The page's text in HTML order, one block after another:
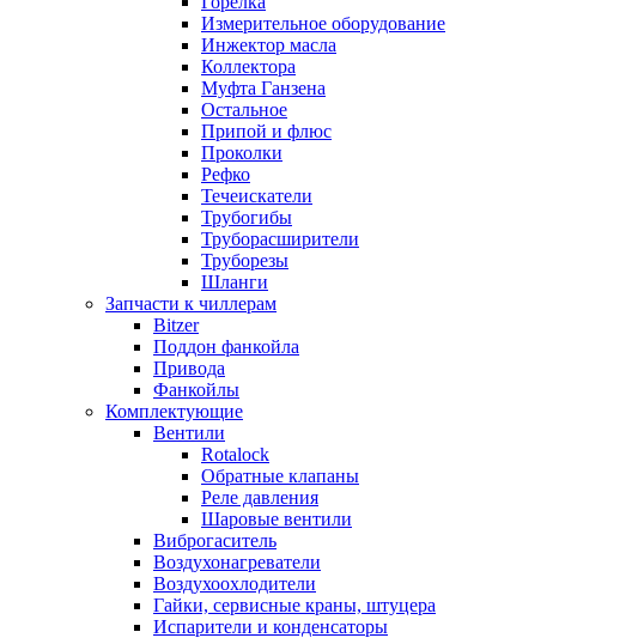
Измерительное оборудование
Инжектор масла
Коллектора
Муфта Ганзена
Остальное
Припой и флюс
Проколки
Рефко
Течеискатели
Трубогибы
Труборасширители
Труборезы
Шланги
Запчасти к чиллерам
Bitzer
Поддон фанкойла
Привода
Фанкойлы
Комплектующие
Вентили
Rotalock
Обратные клапаны
Реле давления
Шаровые вентили
Виброгаситель
Воздухонагреватели
Воздухоохлодители
Гайки, сервисные краны, штуцера
Испарители и конденсаторы